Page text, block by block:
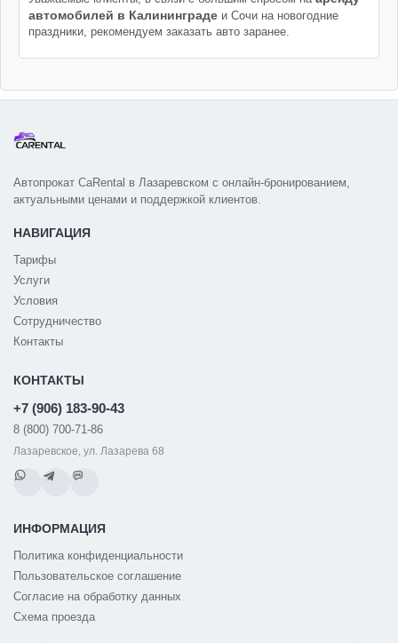
автомобилей в Калининграде и Сочи на новогодние
праздники, рекомендуем заказать авто заранее.
Автопрокат CaRental в Лазаревском с онлайн-бронированием,
актуальными ценами и поддержкой клиентов.
НАВИГАЦИЯ
Тарифы
Услуги
Условия
Сотрудничество
Контакты
КОНТАКТЫ
+7 (906) 183-90-43
8 (800) 700-71-86
Лазаревское, ул. Лазарева 68
ИНФОРМАЦИЯ
Политика конфиденциальности
Пользовательское соглашение
Согласие на обработку данных
Схема проезда